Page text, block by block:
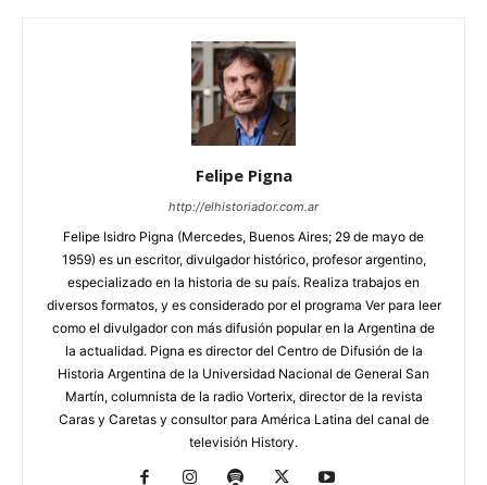
Felipe Pigna
http://elhistoriador.com.ar
Felipe Isidro Pigna (Mercedes, Buenos Aires; 29 de mayo de
1959) es un escritor, divulgador histórico, profesor argentino,
especializado en la historia de su país. Realiza trabajos en
diversos formatos, y es considerado por el programa Ver para leer
como el divulgador con más difusión popular en la Argentina de
la actualidad. Pigna es director del Centro de Difusión de la
Historia Argentina de la Universidad Nacional de General San
Martín, columnista de la radio Vorterix, director de la revista
Caras y Caretas y consultor para América Latina del canal de
televisión History.